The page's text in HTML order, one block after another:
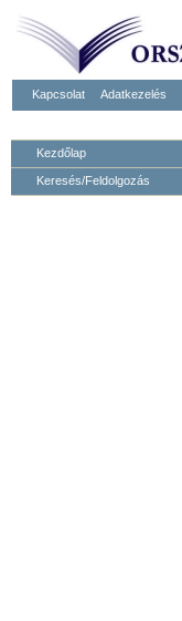
Kapcsolat Adatkezelés
Kezdőlap
Keresés/Feldolgozás